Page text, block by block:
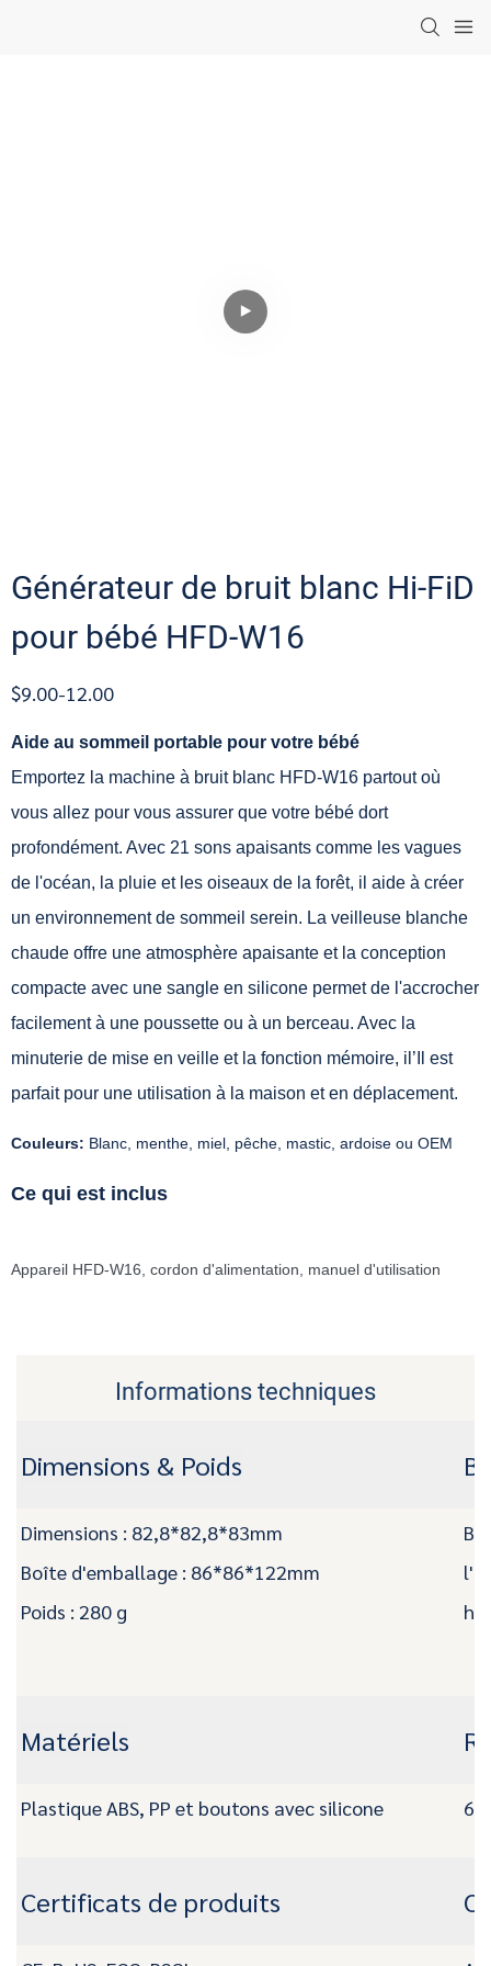
Générateur de bruit blanc Hi-FiD
pour bébé HFD-W16
$9.00-12.00
Aide au sommeil portable pour votre bébé
Emportez la machine à bruit blanc HFD-W16 partout où
vous allez pour vous assurer que votre bébé dort
profondément. Avec 21 sons apaisants comme les vagues
de l'océan, la pluie et les oiseaux de la forêt, il aide à créer
un environnement de sommeil serein. La veilleuse blanche
chaude offre une atmosphère apaisante et la conception
compacte avec une sangle en silicone permet de l'accrocher
facilement à une poussette ou à un berceau. Avec la
minuterie de mise en veille et la fonction mémoire, il’Il est
parfait pour une utilisation à la maison et en déplacement.
Couleurs: Blanc, menthe, miel, pêche, mastic, ardoise ou OEM
Ce qui est inclus
Appareil HFD-W16, cordon d'alimentation, manuel d'utilisation
Informations techniques
Dimensions & Poids
Dimensions : 82,8*82,8*83mm
Boîte d'emballage : 86*86*122mm
Poids : 280 g
Matériels
Plastique ABS, PP et boutons avec silicone 65
Certificats de produits